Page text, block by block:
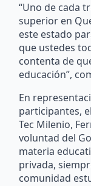
“Uno de cada
superior en
este estado
que ustedes
contenta de
educación”,
En
participantes,
Tec Milenio,
voluntad del
materia
privada,
comunidad